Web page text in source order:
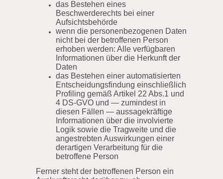
das Bestehen eines
Beschwerderechts bei einer
Aufsichtsbehörde
wenn die personenbezogenen Daten
nicht bei der betroffenen Person
erhoben werden: Alle verfügbaren
Informationen über die Herkunft der
Daten
das Bestehen einer automatisierten
Entscheidungsfindung einschließlich
Profiling gemäß Artikel 22 Abs.1 und
4 DS-GVO und — zumindest in
diesen Fällen — aussagekräftige
Informationen über die involvierte
Logik sowie die Tragweite und die
angestrebten Auswirkungen einer
derartigen Verarbeitung für die
betroffene Person
Ferner steht der betroffenen Person ein